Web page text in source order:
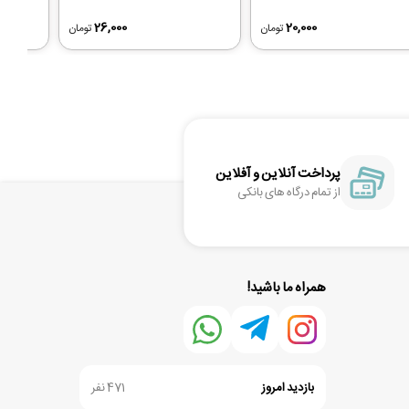
20,000تومان 26,000تومان
پرداخت آنلاین و آفلاین
از تمام درگاه های بانکی
همراه ما باشید!
بازدید امروز 471 نفر